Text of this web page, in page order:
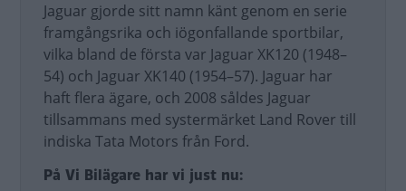
Jaguar gjorde sitt namn känt genom en serie
framgångsrika och iögonfallande sportbilar,
vilka bland de första var Jaguar XK120 (1948–
54) och Jaguar XK140 (1954–57). Jaguar har
haft flera ägare, och 2008 såldes Jaguar
tillsammans med systermärket Land Rover till
indiska Tata Motors från Ford.
På Vi Bilägare har vi just nu: